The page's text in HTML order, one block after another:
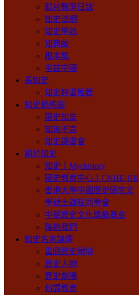
鴉片戰爭日誌
知史法網
知史學說
知典故
根本集
宅兹中國
長知史
知史好書推薦
知史動態圈
國史知友
知無不言
知史讀書會
關於知史
知史丨Mychistory
國史教育中心丨CNHE·HK
香港大學中國歷史研究文
學碩士課程同學會
中華歷史文化獎勵基金
聯絡我們
知史名家講壇
重回歷史現場
歷史人物
歷史劇場
何謂教育